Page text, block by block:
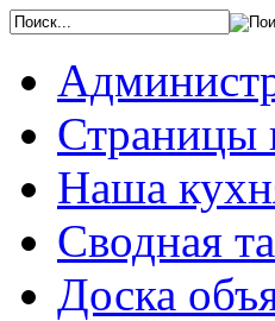
Страницы
Наша
Сводная
Доска